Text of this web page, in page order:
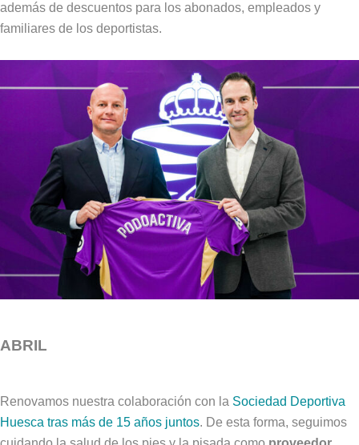
además de descuentos para los abonados, empleados y
familiares de los deportistas.
ABRIL
Renovamos nuestra colaboración con la Sociedad Deportiva
Huesca tras más de 15 años juntos. De esta forma, seguimos